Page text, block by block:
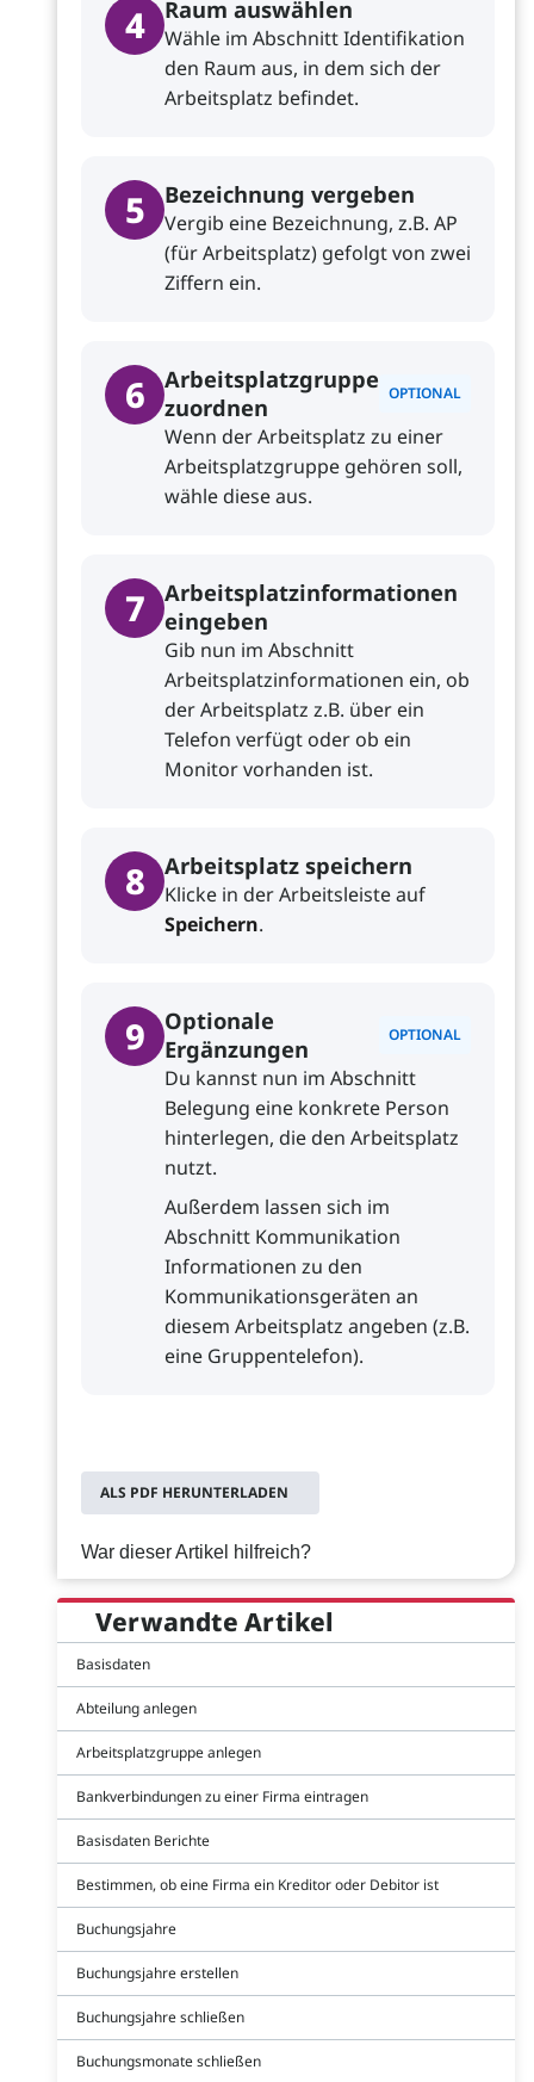
4 Raum auswählen
Wähle im Abschnitt Identifikation
den Raum aus, in dem sich der
Arbeitsplatz befindet.
5 Bezeichnung vergeben
Vergib eine Bezeichnung, z.B. AP
(für Arbeitsplatz) gefolgt von zwei
Ziffern ein.
6
Arbeitsplatzgruppe
zuordnen
OPTIONAL
Wenn der Arbeitsplatz zu einer
Arbeitsplatzgruppe gehören soll,
wähle diese aus.
7
Arbeitsplatzinformationen
eingeben
Gib nun im Abschnitt
Arbeitsplatzinformationen ein, ob
der Arbeitsplatz z.B. über ein
Telefon verfügt oder ob ein
Monitor vorhanden ist.
8 Arbeitsplatz speichern
Klicke in der Arbeitsleiste auf
Speichern.
9
Optionale
Ergänzungen
OPTIONAL
Du kannst nun im Abschnitt
Belegung eine konkrete Person
hinterlegen, die den Arbeitsplatz
nutzt.
Außerdem lassen sich im
Abschnitt Kommunikation
Informationen zu den
Kommunikationsgeräten an
diesem Arbeitsplatz angeben (z.B.
eine Gruppentelefon).
ALS PDF HERUNTERLADEN
War dieser Artikel hilfreich?
Verwandte Artikel
Basisdaten
Abteilung anlegen
Arbeitsplatzgruppe anlegen
Bankverbindungen zu einer Firma eintragen
Basisdaten Berichte
Bestimmen, ob eine Firma ein Kreditor oder Debitor ist
Buchungsjahre
Buchungsjahre erstellen
Buchungsjahre schließen
Buchungsmonate schließen